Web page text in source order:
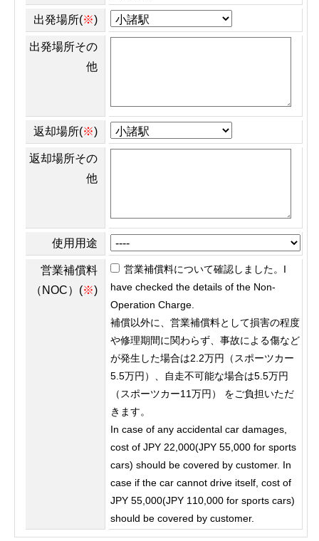
出発場所(※)
出発場所その
他
返却場所(※)
返却場所その
他
使用用途
営業補償料
（NOC）(※)
営業補償料について確認しました。I
have checked the details of the Non-
Operation Charge.
補償以外に、営業補償料として損害の程度
や修理期間に関わらず、事故による傷など
が発生した場合は2.2万円（スポーツカー
5.5万円）、自走不可能な場合は5.5万円
（スポーツカー11万円） をご負担いただ
きます。
In case of any accidental car damages,
cost of JPY 22,000(JPY 55,000 for sports
cars) should be covered by customer. In
case if the car cannot drive itself, cost of
JPY 55,000(JPY 110,000 for sports cars)
should be covered by customer.